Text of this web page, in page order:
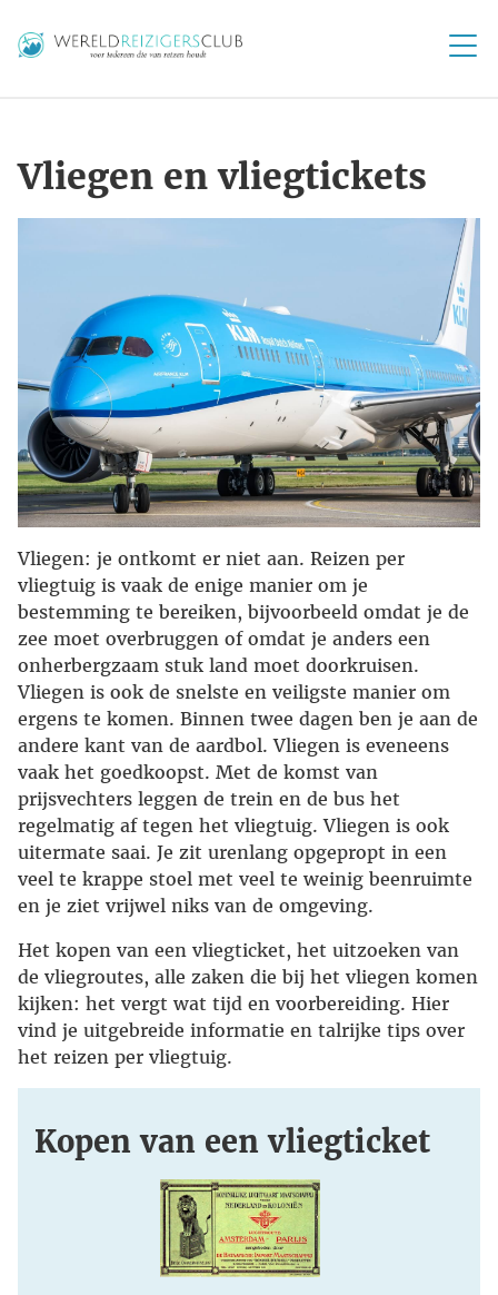
Vliegen en vliegtickets
Vliegen: je ontkomt er niet aan. Reizen per
vliegtuig is vaak de enige manier om je
bestemming te bereiken, bijvoorbeeld omdat je de
zee moet overbruggen of omdat je anders een
onherbergzaam stuk land moet doorkruisen.
Vliegen is ook de snelste en veiligste manier om
ergens te komen. Binnen twee dagen ben je aan de
andere kant van de aardbol. Vliegen is eveneens
vaak het goedkoopst. Met de komst van
prijsvechters leggen de trein en de bus het
regelmatig af tegen het vliegtuig. Vliegen is ook
uitermate saai. Je zit urenlang opgepropt in een
veel te krappe stoel met veel te weinig beenruimte
en je ziet vrijwel niks van de omgeving.
Het kopen van een vliegticket, het uitzoeken van
de vliegroutes, alle zaken die bij het vliegen komen
kijken: het vergt wat tijd en voorbereiding. Hier
vind je uitgebreide informatie en talrijke tips over
het reizen per vliegtuig.
Kopen van een vliegticket